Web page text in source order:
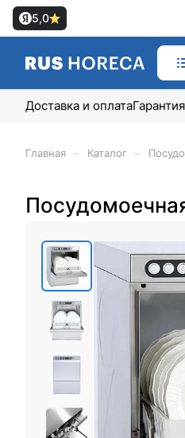
5,0
Доставка и оплатаГарантия
Главная Каталог